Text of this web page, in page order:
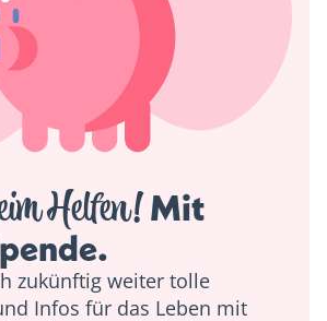
Helfen! Mit
zukünftig weiter tolle
Infos für das Leben mit